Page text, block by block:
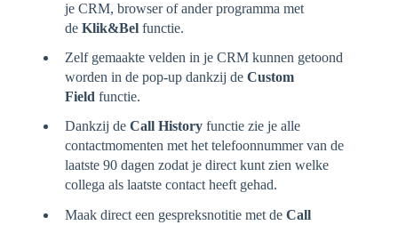
je CRM, browser of ander programma met
de Klik&Bel functie.
Zelf gemaakte velden in je CRM kunnen getoond
worden in de pop-up dankzij de Custom
Field functie.
Dankzij de Call History functie zie je alle
contactmomenten met het telefoonnummer van de
laatste 90 dagen zodat je direct kunt zien welke
collega als laatste contact heeft gehad.
Maak direct een gespreksnotitie met de Call